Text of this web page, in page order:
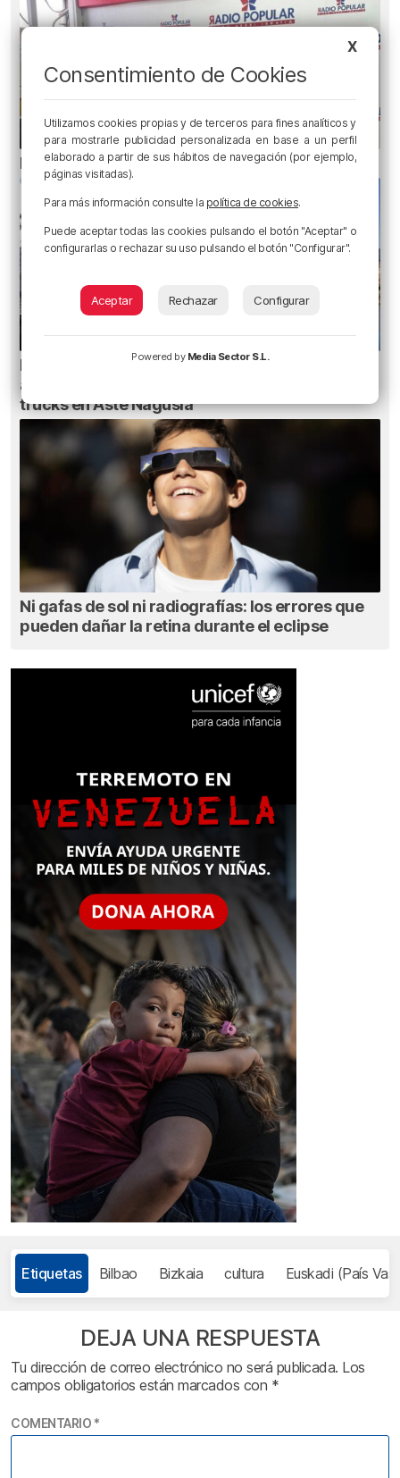
El bilbaíno que opta a un récord Guinness
Bilbao contará con 37 txosnas, 19 puestos de
artesanía, diez de venta de globos y seis food
trucks en Aste Nagusia
Ni gafas de sol ni radiografías: los errores que
pueden dañar la retina durante el eclipse
Etiquetas Bilbao Bizkaia cultura Euskadi (País
DEJA UNA RESPUESTA
Tu dirección de correo electrónico no será publicada. Los
campos obligatorios están marcados con *
COMENTARIO *
X
Consentimiento de Cookies
Utilizamos cookies propias y de terceros para fines analíticos y
para mostrarle publicidad personalizada en base a un perfil
elaborado a partir de sus hábitos de navegación (por ejemplo,
páginas visitadas).
Para más información consulte la política de cookies.
Puede aceptar todas las cookies pulsando el botón "Aceptar" o
configurarlas o rechazar su uso pulsando el botón "Configurar".
Aceptar Rechazar Configurar
Powered by Media Sector S.L.